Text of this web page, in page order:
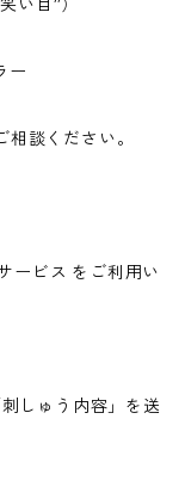
い目”）
ー
談ください。
ービス をご利用い
しゅう内容」を送